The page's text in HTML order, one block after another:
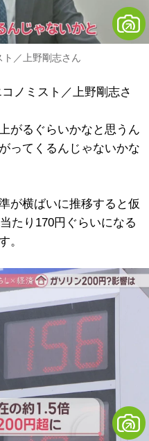
／上野剛志さん
ノミスト／上野剛志さ
がるぐらいかなと思うん
ってくるんじゃないかな
が横ばいに推移すると仮
たり170円ぐらいになる
。